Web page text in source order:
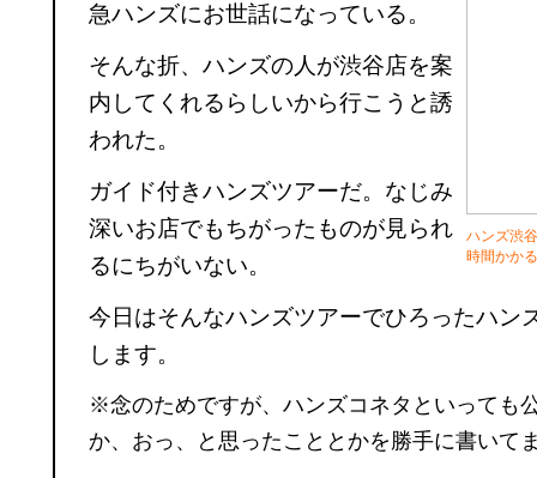
ハンズ渋
時間かか
急ハンズにお世話になっている。
そんな折、ハンズの人が渋谷店を案
内してくれるらしいから行こうと誘
われた。
ガイド付きハンズツアーだ。なじみ
深いお店でもちがったものが見られ
るにちがいない。
今日はそんなハンズツアーでひろったハ
します。
※念のためですが、ハンズコネタといっても
か、おっ、と思ったこととかを勝手に書いて